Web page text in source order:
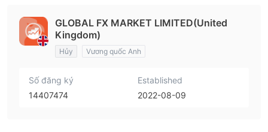
GLOBAL FX MARKET LIMITED(United
Kingdom)
Hủy Vương quốc Anh
Số đăng ký
14407474
Established
2022-08-09